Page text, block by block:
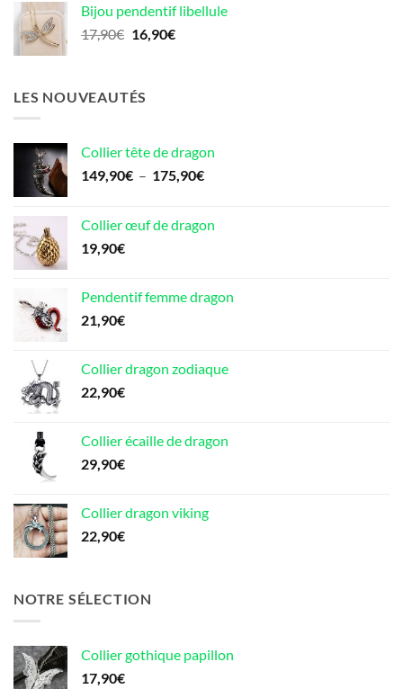
16,90€
Bijou pendentif libellule
17,90€ Le
était :
17,90€.
16,90€Le
LES NOUVEAUTÉS
Collier tête de dragon
149,90€ – 175,90€Plage
149,90€
Collier œuf de dragon
19,90€
Pendentif femme dragon
21,90€
Collier dragon zodiaque
22,90€
Collier écaille de dragon
29,90€
Collier dragon viking
22,90€
NOTRE SÉLECTION
Collier gothique papillon
17,90€